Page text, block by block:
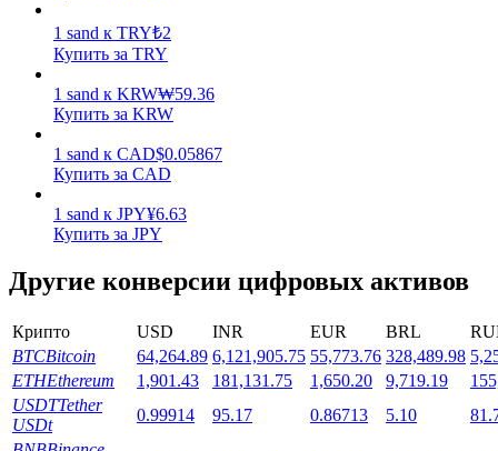
Стейкинг
Высокая прибыль и мгновенный доступ
Launchpool
Гибкая ставка для заработка популярных токенов
1 sand к TRY₺2
Купить за TRY
1 sand к KRW₩59.36
Купить за KRW
1 sand к CAD$0.05867
Купить за CAD
1 sand к JPY¥6.63
Купить за JPY
Другие конверсии цифровых активов
Крипто USD INR EUR BRL
BTCBitcoin 64,264.89 6,121,905.75 55,773.76 328,489.98
ETHEthereum 1,901.43 181,131.75 1,650.20 9,719.19
USDTTether
USDt
0.99914 95.17 0.86713 5.10